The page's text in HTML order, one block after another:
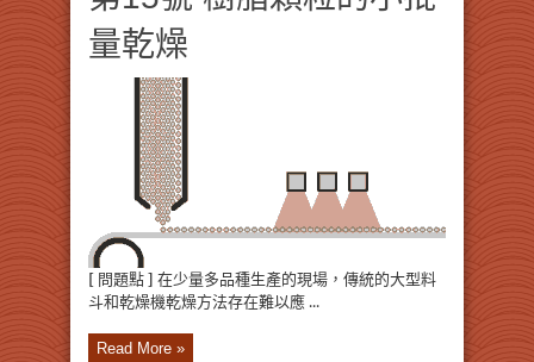
量乾燥
[ 問題點 ] 在少量多品種生產的現場，傳統的大型料
斗和乾燥機乾燥方法存在難以應 ...
Read More »